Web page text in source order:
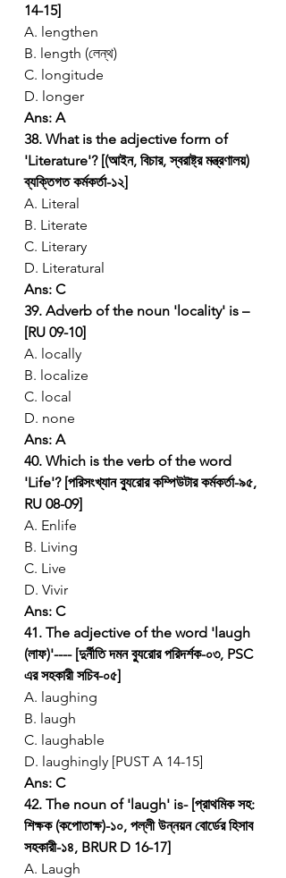
14-15]
A. lengthen
B. length (লেন্থ)
C. longitude
D. longer
Ans: A
38. What is the adjective form of
'Literature'? [(আইন, বিচার, স্বরাষ্ট্র মন্ত্রণালয়)
ব্যক্তিগত কর্মকর্তা-১২]
A. Literal
B. Literate
C. Literary
D. Literatural
Ans: C
39. Adverb of the noun 'locality' is –
[RU 09-10]
A. locally
B. localize
C. local
D. none
Ans: A
40. Which is the verb of the word
'Life'? [পরিসংখ্যান ব্যুরোর কম্পিউটার কর্মকর্তা-৯৫,
RU 08-09]
A. Enlife
B. Living
C. Live
D. Vivir
Ans: C
41. The adjective of the word 'laugh
(লাফ)'---- [দুর্নীতি দমন ব্যুরোর পরিদর্শক-০৩, PSC
এর সহকারী সচিব-০৫]
A. laughing
B. laugh
C. laughable
D. laughingly [PUST A 14-15]
Ans: C
42. The noun of 'laugh' is- [প্রাথমিক সহ:
শিক্ষক (কপোতাক্ষ)-১০, পল্লী উন্নয়ন বোর্ডের হিসাব
সহকারী-১৪, BRUR D 16-17]
A. Laugh